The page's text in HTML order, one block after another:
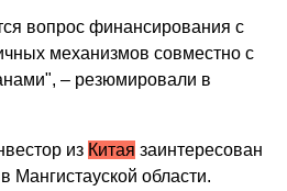
вопрос финансирования с
механизмов совместно с
– резюмировали в
из Китая заинтересован
Мангистауской области.